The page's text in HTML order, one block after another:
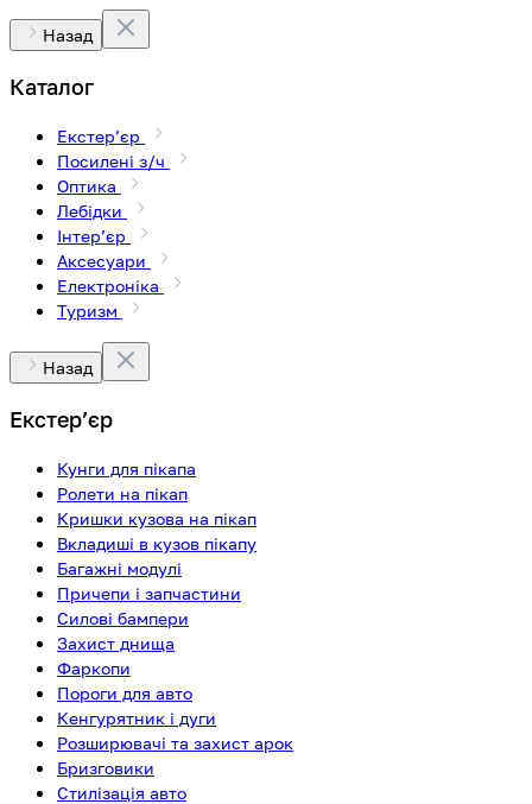
Назад
Каталог
Екстерʼєр
Посилені з/ч
Оптика
Лебідки
Інтерʼєр
Аксесуари
Електроніка
Туризм
Назад
Екстерʼєр
Кунги для пікапа
Ролети на пікап
Кришки кузова на пікап
Вкладиші в кузов пікапу
Багажні модулі
Причепи і запчастини
Силові бампери
Захист днища
Фаркопи
Пороги для авто
Кенгурятник і дуги
Розширювачі та захист арок
Бризговики
Стилізація авто